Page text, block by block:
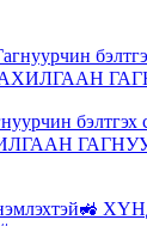
бэлтгэх